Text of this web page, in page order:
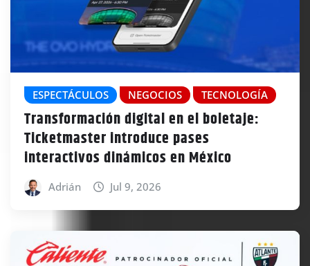
ESPECTÁCULOS NEGOCIOS TECNOLOGÍA
Transformación digital en el boletaje:
Ticketmaster introduce pases
interactivos dinámicos en México
Adrián Jul 9, 2026